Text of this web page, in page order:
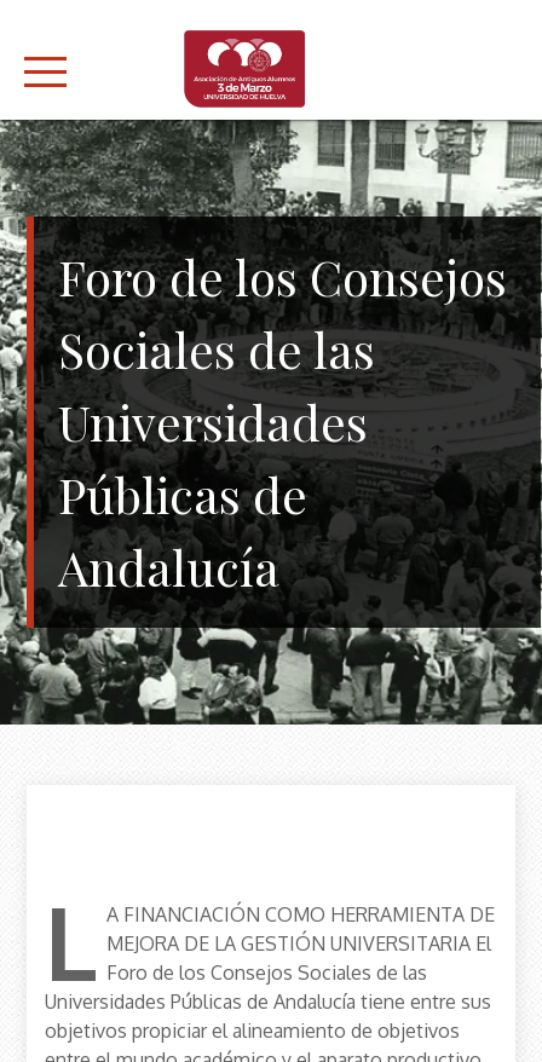
content
Foro de los Consejos
Sociales de las
Universidades
Públicas de
Andalucía
L A FINANCIACIÓN COMO HERRAMIENTA DE
MEJORA DE LA GESTIÓN UNIVERSITARIA El
Foro de los Consejos Sociales de las
Universidades Públicas de Andalucía tiene entre sus
objetivos propiciar el alineamiento de objetivos